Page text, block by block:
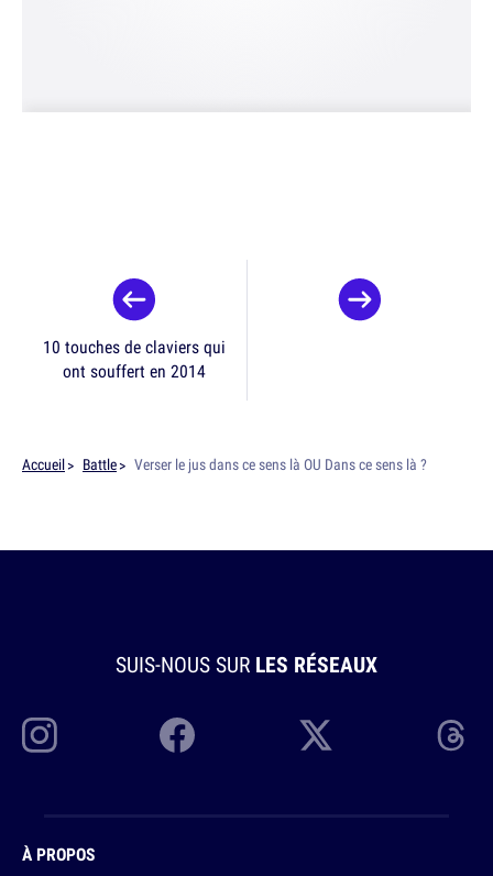
10 touches de claviers qui
ont souffert en 2014
Accueil Battle Verser le jus dans ce sens là OU Dans ce sens là ?
SUIS-NOUS SUR LES RÉSEAUX
À PROPOS